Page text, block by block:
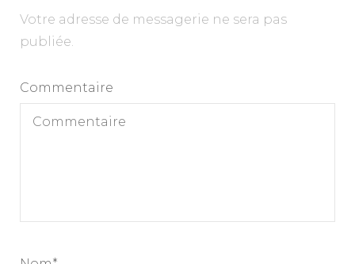
Votre adresse de messagerie ne sera pas
publiée.
Commentaire